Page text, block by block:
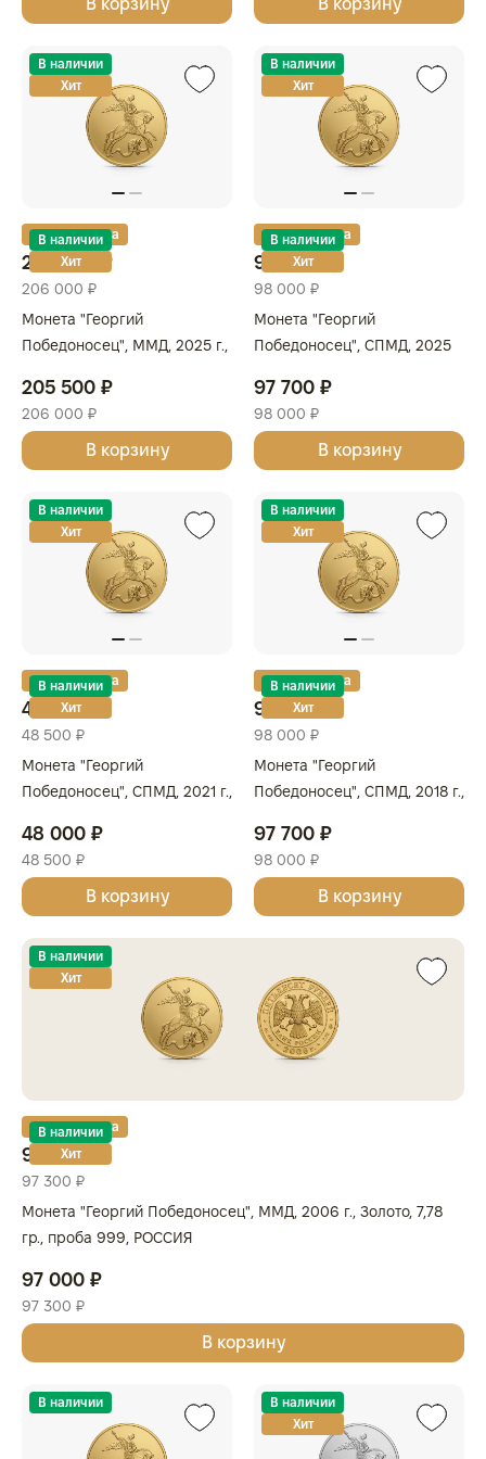
В корзину В корзину
В наличии
Хит
Золотая карта
В наличии
Хит
205 500 ₽
206 000 ₽
Монета "Георгий
Победоносец", ММД, 2025 г.,
РОССИЯ
205 500 ₽
206 000 ₽
В корзину
В наличии
Хит
Золотая карта
В наличии
Хит
97 700 ₽
98 000 ₽
Монета "Георгий
Победоносец", СПМД, 2025
РОССИЯ
97 700 ₽
98 000 ₽
В корзину
В наличии
Хит
Золотая карта
В наличии
Хит
48 000 ₽
48 500 ₽
Монета "Георгий
Победоносец", СПМД, 2021 г.,
РОССИЯ
48 000 ₽
48 500 ₽
В корзину
В наличии
Хит
Золотая карта
В наличии
Хит
97 700 ₽
98 000 ₽
Монета "Георгий
Победоносец", СПМД, 2018 г.,
РОССИЯ
97 700 ₽
98 000 ₽
В корзину
В наличии
Хит
Золотая карта
В наличии
Хит
97 000 ₽
97 300 ₽
Монета "Георгий Победоносец", ММД, 2006 г., Золото, 7,78
гр., проба 999, РОССИЯ
97 000 ₽
97 300 ₽
В корзину
В наличии
В наличии
Хит